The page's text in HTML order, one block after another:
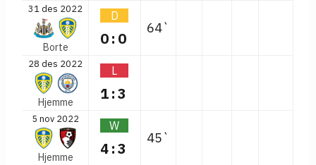
31 des 2022
Borte
D
0:0
64`
28 des 2022
Hjemme
L
1:3
5 nov 2022
Hjemme
W
4:3
45`